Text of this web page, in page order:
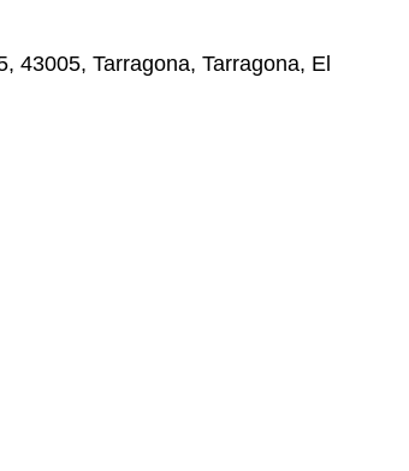
43005, Tarragona, Tarragona, El